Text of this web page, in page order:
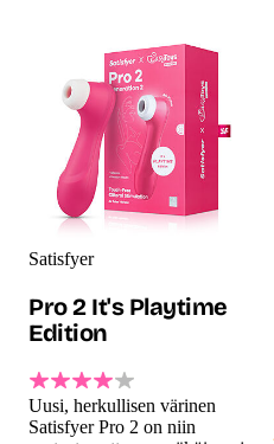
Satisfyer
Pro 2 It's Playtime
Edition
Uusi, herkullisen värinen
Satisfyer Pro 2 on niin